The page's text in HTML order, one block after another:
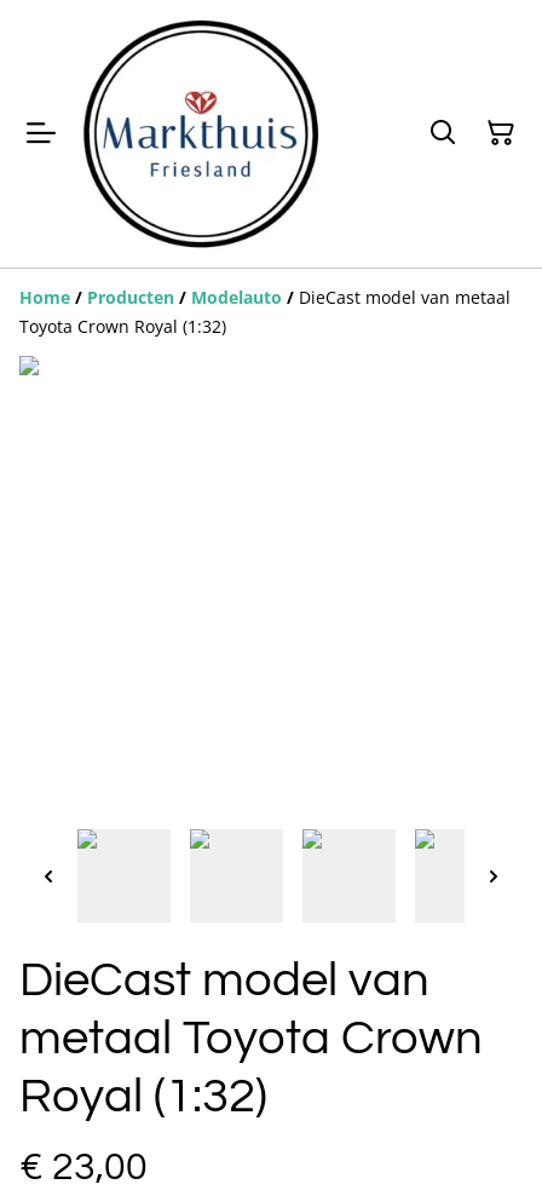
Home / Producten / Modelauto / DieCast model van metaal
Toyota Crown Royal (1:32)
DieCast model van
metaal Toyota Crown
Royal (1:32)
€ 23,00